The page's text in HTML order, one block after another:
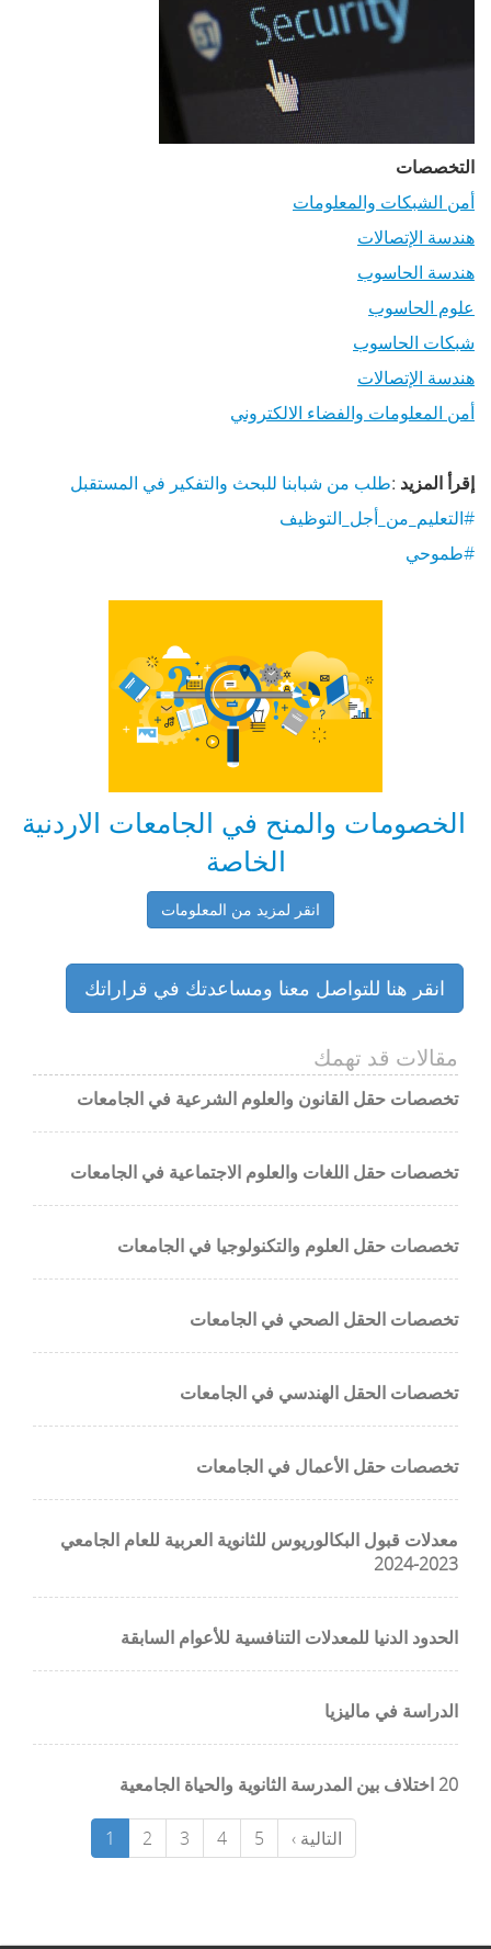
التخصصات
أمن الشبكات والمعلومات
هندسة الإتصالات
هندسة الحاسوب
علوم الحاسوب
شبكات الحاسوب
هندسة الإتصالات
أمن المعلومات والفضاء الالكتروني
إقرأ المزيد :طلب من شبابنا للبحث والتفكير في المستقبل
#التعليم_من_أجل_التوظيف
#طموحي
الخصومات والمنح في الجامعات الاردنية
الخاصة
انقر لمزيد من المعلومات
انقر هنا للتواصل معنا ومساعدتك في قراراتك
مقالات قد تهمك
تخصصات حقل القانون والعلوم الشرعية في الجامعات
تخصصات حقل اللغات والعلوم الاجتماعية في الجامعات
تخصصات حقل العلوم والتكنولوجيا في الجامعات
تخصصات الحقل الصحي في الجامعات
تخصصات الحقل الهندسي في الجامعات
تخصصات حقل الأعمال في الجامعات
معدلات قبول البكالوريوس للثانوية العربية للعام الجامعي
2023-2024
الحدود الدنيا للمعدلات التنافسية للأعوام السابقة
الدراسة في ماليزيا
20 اختلاف بين المدرسة الثانوية والحياة الجامعية
1 2 3 4 5 التالية ›